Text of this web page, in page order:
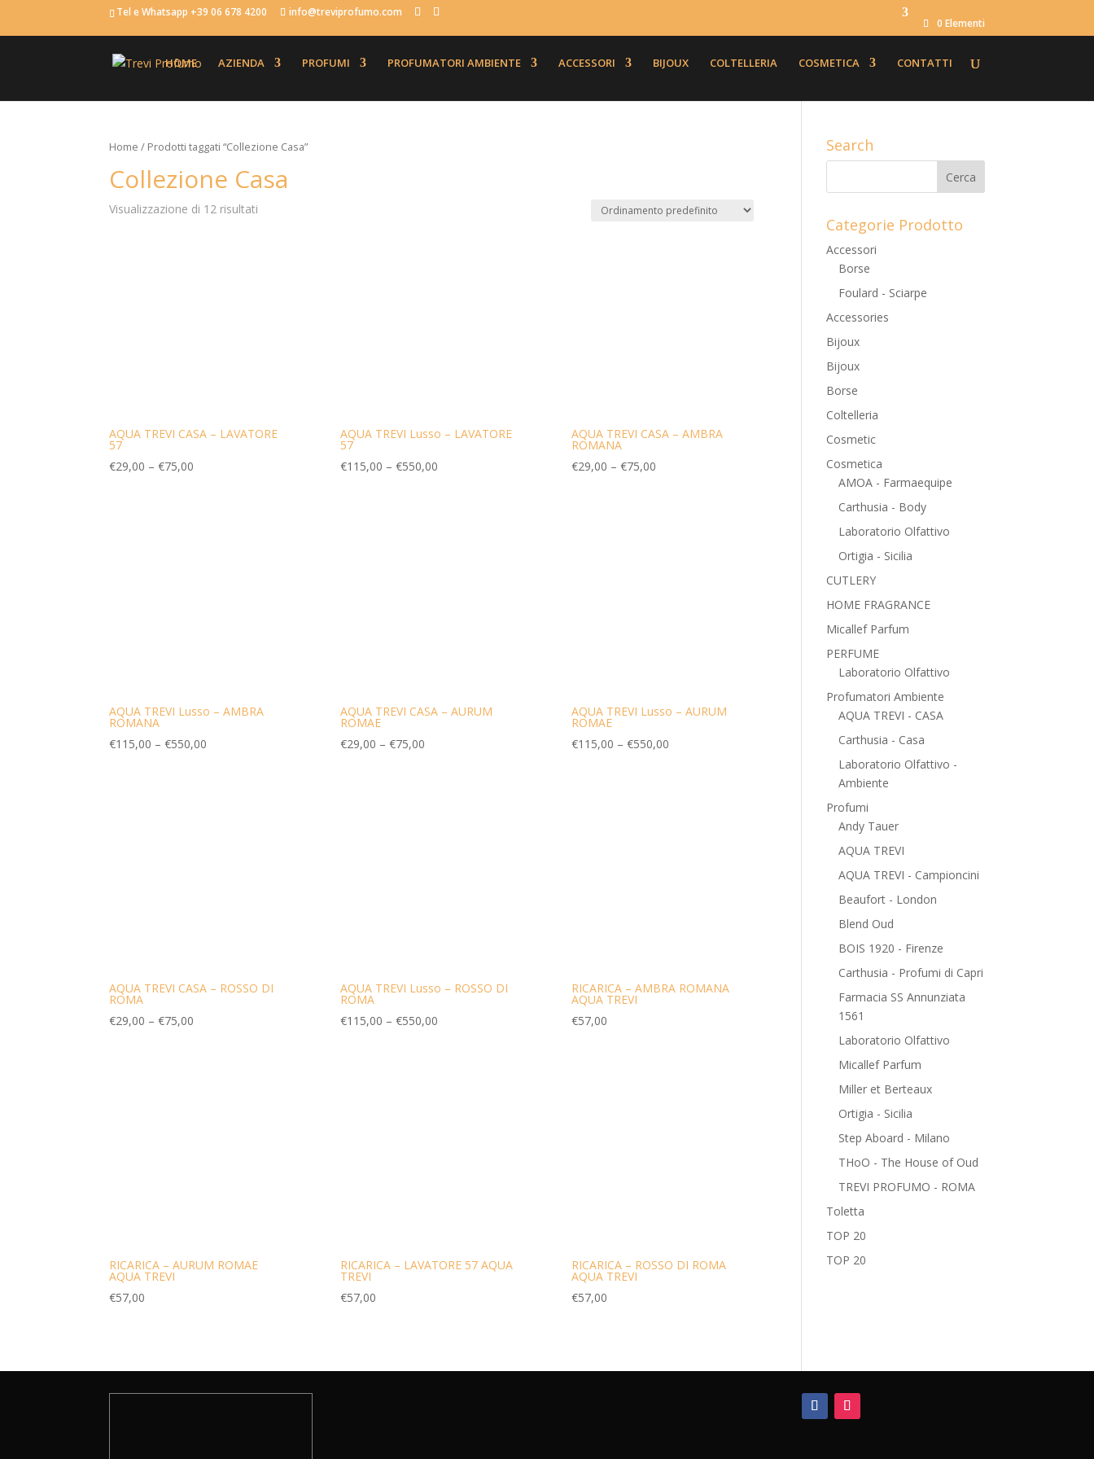
Tel e Whatsapp +39 06 678 4200
info@treviprofumo.com
0 Elementi
HOME AZIENDA PROFUMI PROFUMATORI AMBIENTE ACCESSORI BIJOUX COLTELLERIA COSMETICA CONTATTI
Home / Prodotti taggati “Collezione Casa”
Collezione Casa
Visualizzazione di 12 risultati
AQUA TREVI CASA – LAVATORE
57
€29,00 –€75,00
AQUA TREVI Lusso – LAVATORE
57
€115,00 – €550,00
AQUA TREVI CASA – AMBRA
ROMANA
€29,00 – €75,00
AQUA TREVI Lusso – AMBRA
ROMANA
€115,00 –€550,00
AQUA TREVI CASA – AURUM
ROMAE
€29,00 – €75,00
AQUA TREVI Lusso – AURUM
ROMAE
€115,00 – €550,00
AQUA TREVI CASA – ROSSO DI
ROMA
€29,00 –€75,00
AQUA TREVI Lusso – ROSSO DI
ROMA
€115,00 – €550,00
RICARICA – AMBRA ROMANA
AQUA TREVI
€57,00
RICARICA – AURUM ROMAE
AQUA TREVI
€57,00
RICARICA – LAVATORE 57 AQUA
TREVI
€57,00
RICARICA – ROSSO DI ROMA
AQUA TREVI
€57,00
Search
Categorie Prodotto
Accessori
Borse
Foulard - Sciarpe
Accessories
Bijoux
Bijoux
Borse
Coltelleria
Cosmetic
Cosmetica
AMOA - Farmaequipe
Carthusia - Body
Laboratorio Olfattivo
Ortigia - Sicilia
CUTLERY
HOME FRAGRANCE
Micallef Parfum
PERFUME
Laboratorio Olfattivo
Profumatori Ambiente
AQUA TREVI - CASA
Carthusia - Casa
Laboratorio Olfattivo -
Ambiente
Profumi
Andy Tauer
AQUA TREVI
AQUA TREVI - Campioncini
Beaufort - London
Blend Oud
BOIS 1920 - Firenze
Carthusia - Profumi di Capri
Farmacia SS Annunziata
1561
Laboratorio Olfattivo
Micallef Parfum
Miller et Berteaux
Ortigia - Sicilia
Step Aboard - Milano
THoO - The House of Oud
TREVI PROFUMO - ROMA
Toletta
TOP 20
TOP 20